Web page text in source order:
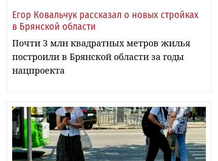
Егор Ковальчук рассказал о новых стройках
в Брянской области
Почти 3 млн квадратных метров жилья
построили в Брянской области за годы
нацпроекта